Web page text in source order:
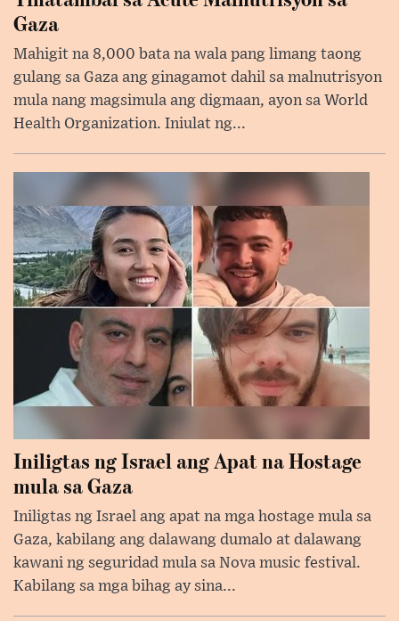
Gaza
Mahigit na 8,000 bata na wala pang limang taong
gulang sa Gaza ang ginagamot dahil sa malnutrisyon
mula nang magsimula ang digmaan, ayon sa World
Health Organization. Iniulat ng...
Iniligtas ng Israel ang Apat na Hostage
mula sa Gaza
Iniligtas ng Israel ang apat na mga hostage mula sa
Gaza, kabilang ang dalawang dumalo at dalawang
kawani ng seguridad mula sa Nova music festival.
Kabilang sa mga bihag ay sina...